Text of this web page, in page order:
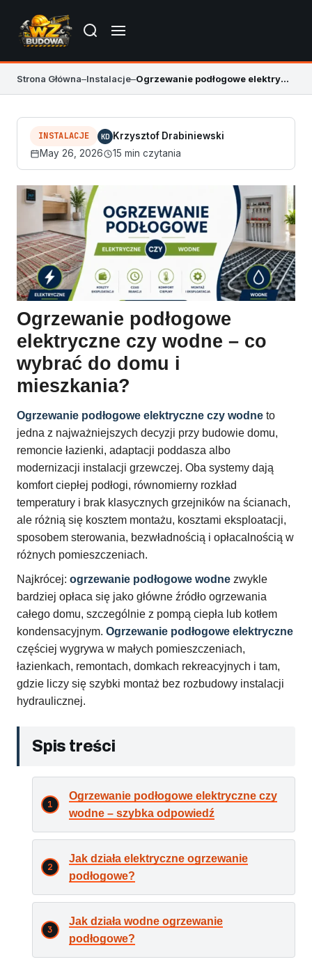
Strona Główna–Instalacje– Ogrzewanie podłogowe elektryczne czy wodne
INSTALACJE KD Krzysztof Drabiniewski
May 26, 2026
15 min czytania
Ogrzewanie podłogowe
elektryczne czy wodne – co
wybrać do domu i
mieszkania?
Ogrzewanie podłogowe elektryczne czy wodne to
jedna z najważniejszych decyzji przy budowie domu,
remoncie łazienki, adaptacji poddasza albo
modernizacji instalacji grzewczej. Oba systemy dają
komfort ciepłej podłogi, równomierny rozkład
temperatury i brak klasycznych grzejników na ścianach,
ale różnią się kosztem montażu, kosztami eksploatacji,
sposobem sterowania, bezwładnością i opłacalnością w
różnych pomieszczeniach.
Najkrócej: ogrzewanie podłogowe wodne zwykle
bardziej opłaca się jako główne źródło ogrzewania
całego domu, szczególnie z pompą ciepła lub kotłem
kondensacyjnym. Ogrzewanie podłogowe elektryczne
częściej wygrywa w małych pomieszczeniach,
łazienkach, remontach, domkach rekreacyjnych i tam,
gdzie liczy się szybki montaż bez rozbudowy instalacji
hydraulicznej.
Spis treści
Ogrzewanie podłogowe elektryczne czy
wodne – szybka odpowiedź
Jak działa elektryczne ogrzewanie
podłogowe?
Jak działa wodne ogrzewanie
podłogowe?